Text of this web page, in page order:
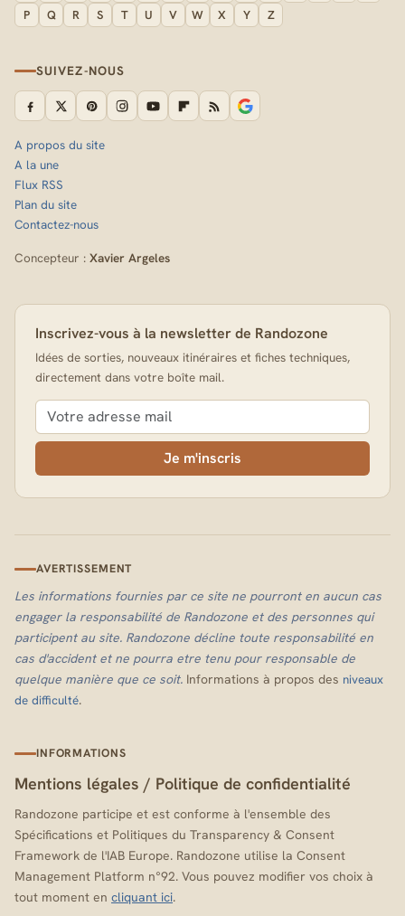
P
Q R S T U V W X Y Z
SUIVEZ-NOUS
A propos du site
A la une
Flux RSS
Plan du site
Contactez-nous
Concepteur : Xavier Argeles
Inscrivez-vous à la newsletter de Randozone
Idées de sorties, nouveaux itinéraires et fiches techniques,
directement dans votre boîte mail.
Je m'inscris
AVERTISSEMENT
Les informations fournies par ce site ne pourront en aucun cas
engager la responsabilité de Randozone et des personnes qui
participent au site. Randozone décline toute responsabilité en
cas d'accident et ne pourra etre tenu pour responsable de
quelque manière que ce soit. Informations à propos des niveaux
de difficulté.
INFORMATIONS
Mentions légales / Politique de confidentialité
Randozone participe et est conforme à l'ensemble des
Spécifications et Politiques du Transparency & Consent
Framework de l'IAB Europe. Randozone utilise la Consent
Management Platform n°92. Vous pouvez modifier vos choix à
tout moment en cliquant ici.